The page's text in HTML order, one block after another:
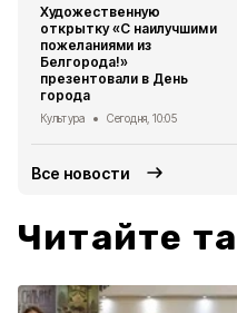
Художественную
открытку «С наилучшими
пожеланиями из
Белгорода!»
презентовали в День
города
Культура Сегодня, 10:05
Все новости
Читайте